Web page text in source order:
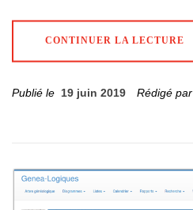
CONTINUER LA LECTURE
Publié le 19 juin 2019 Rédigé par